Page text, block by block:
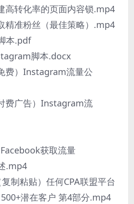
化率的页面内容锁.mp4
粉丝（最佳策略）.mp4
.pdf
脚本.docx
Instagram流量公
告）Instagram流
获取流量
粘贴）任何CPA联盟平台
潜在客户 第4部分.mp4